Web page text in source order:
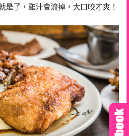
是了，雞汁會流掉，大口咬才爽！